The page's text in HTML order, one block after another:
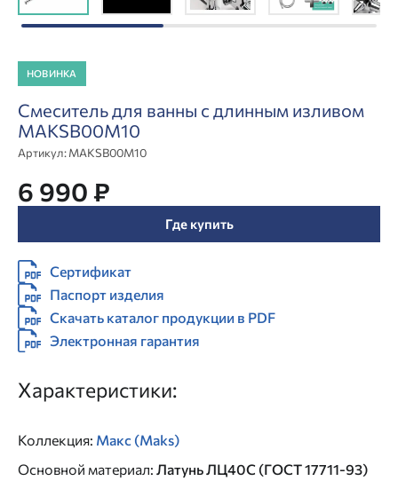
НОВИНКА
Смеситель для ванны с длинным изливом
MAKSB00M10
Артикул:MAKSB00M10
6 990 ₽
Где купить
Сертификат
Паспорт изделия
Скачать каталог продукции в PDF
Электронная гарантия
Характеристики:
Коллекция: Макс (Maks)
Основной материал: Латунь ЛЦ40C (ГОСТ 17711-93)